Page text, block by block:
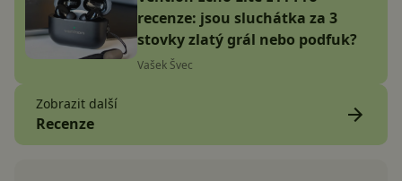
recenze: jsou sluchátka za 3
stovky zlatý grál nebo podfuk?
Vašek Švec
Zobrazit další
Recenze